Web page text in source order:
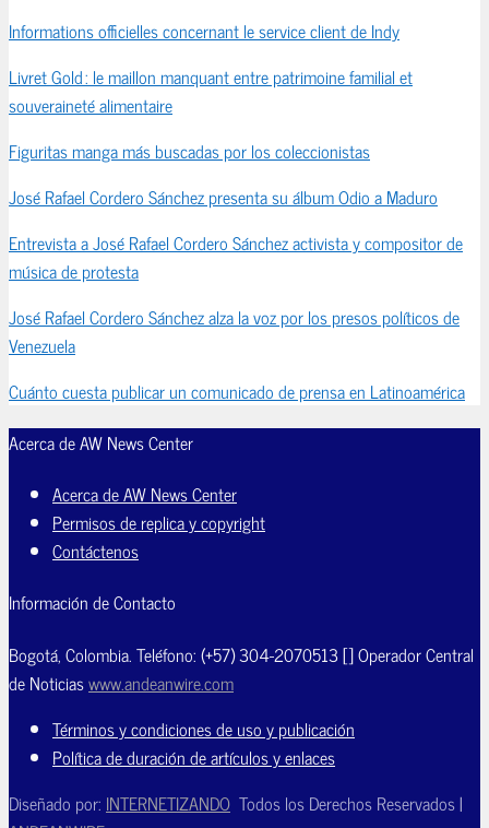
Informations officielles concernant le service client de Indy
Livret Gold : le maillon manquant entre patrimoine familial et
souveraineté alimentaire
Figuritas manga más buscadas por los coleccionistas
José Rafael Cordero Sánchez presenta su álbum Odio a Maduro
Entrevista a José Rafael Cordero Sánchez activista y compositor de
música de protesta
José Rafael Cordero Sánchez alza la voz por los presos políticos de
Venezuela
Cuánto cuesta publicar un comunicado de prensa en Latinoamérica
Acerca de AW News Center
Acerca de AW News Center
Permisos de replica y copyright
Contáctenos
Información de Contacto
Bogotá, Colombia. Teléfono: (+57) 304-2070513 [] Operador Central
de Noticiaswww.andeanwire.com
Términos y condiciones de uso y publicación
Política de duración de artículos y enlaces
Diseñado por: INTERNETIZANDO Todos los Derechos Reservados |